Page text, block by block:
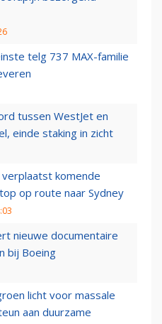
telg 737 MAX-familie
tussen WestJet en
einde staking in zicht
verplaatst komende
op route naar Sydney
nieuwe documentaire
bij Boeing
licht voor massale
aan duurzame